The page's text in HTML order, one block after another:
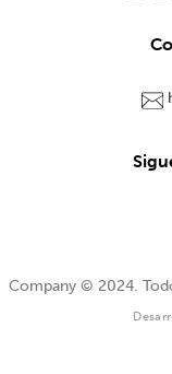
Company © 2024.